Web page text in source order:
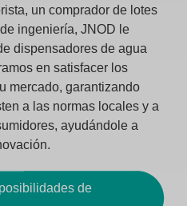
un comprador de lotes
ingeniería, JNOD le
dispensadores de agua
en satisfacer los
mercado, garantizando
a las normas locales y a
ayudándole a
de